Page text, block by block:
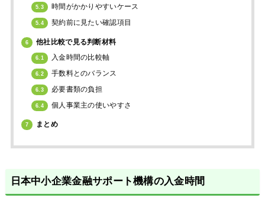
5.3 時間がかかりやすいケース
5.4 契約前に見たい確認項目
6 他社比較で見る判断材料
6.1 入金時間の比較軸
6.2 手数料とのバランス
6.3 必要書類の負担
6.4 個人事業主の使いやすさ
7 まとめ
日本中小企業金融サポート機構の入金時間